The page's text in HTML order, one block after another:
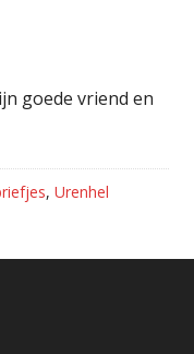
goede vriend en
, Urenhel